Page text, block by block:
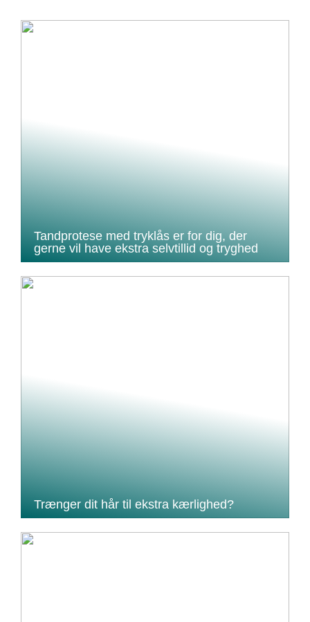
Tandprotese med tryklås er for dig, der
gerne vil have ekstra selvtillid og tryghed
Trænger dit hår til ekstra kærlighed?